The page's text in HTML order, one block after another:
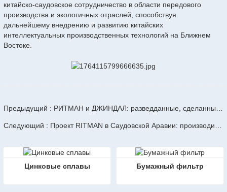
китайско-саудовское сотрудничество в области передового
производства и экологичных отраслей, способствуя
дальнейшему внедрению и развитию китайских
интеллектуальных производственных технологий на Ближнем
Востоке.
Предыдущий : РИТМАН и ДЖИНДАЛ: разведданные, сделанные в Китае, стимулируют рост индийской сталелитейной промышленности
Следующий : Проект RITMAN в Саудовской Аравии: производительность 500 тонн в день с автоматизацией и обучением
Цинковые сплавы Бумажный фильтр